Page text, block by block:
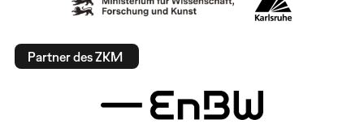
Partner des ZKM